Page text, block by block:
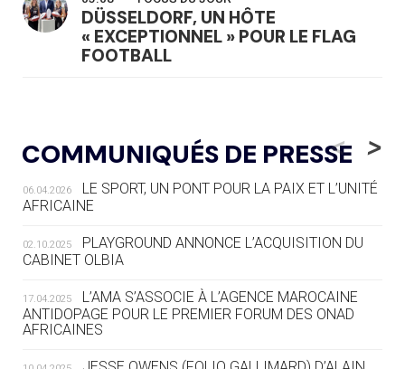
DÜSSELDORF, UN HÔTE
« EXCEPTIONNEL » POUR LE FLAG
FOOTBALL
LE RÊVE DE VOIR LA LUGE ALPINE
AUX JO « N'EST PAS FINI »
05.08 — TIR À L'ARC
DES MONDIAUX À BRISBANE SUR LA
ROUTE DES JO 2032
LE VILLAGE OLYMPIQUE DES ARAVIS
SE DESSINE
COMMUNIQUÉS DE PRESSE
<
06.04.2026
LE SPORT, UN PONT POUR LA PAIX ET L’UNITÉ
AFRICAINE
02.10.2025
PLAYGROUND ANNONCE L’ACQUISITION DU
CABINET OLBIA
17.04.2025
L’AMA S’ASSOCIE À L’AGENCE MAROCAINE
ANTIDOPAGE POUR LE PREMIER FORUM DES ONAD
AFRICAINES
>